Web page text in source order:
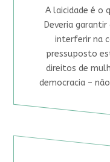
A laicidade é o
Deveria
interferir na
pressuposto
direitos de
democracia –